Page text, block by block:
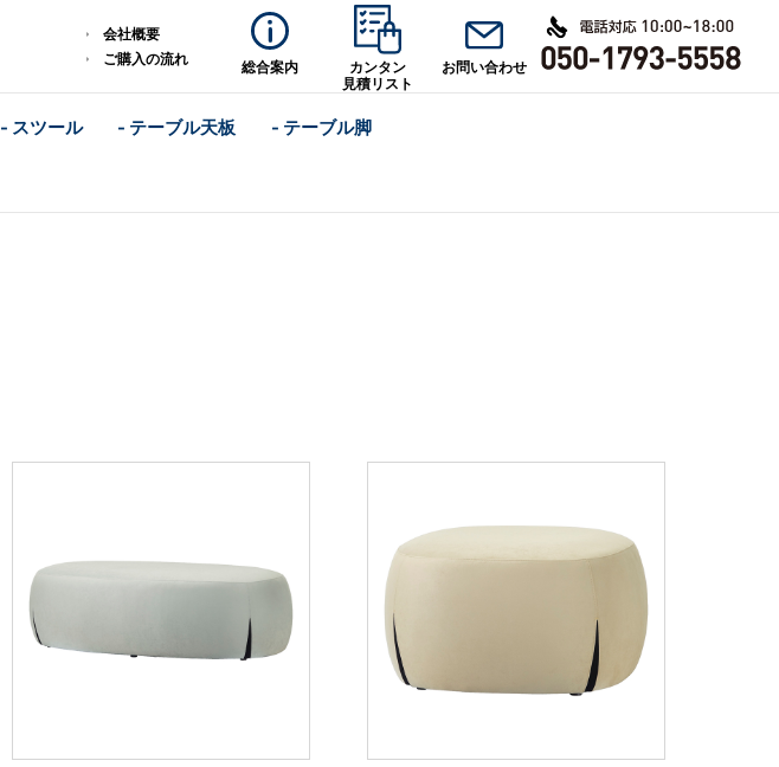
会社概要
ご購入の流れ
総合案内
カンタン
見積リスト
お問い合わせ
- スツール - テーブル天板 - テーブル脚